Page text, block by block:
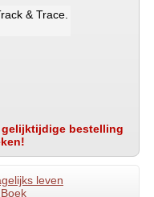
& Trace.
bestelling
leven